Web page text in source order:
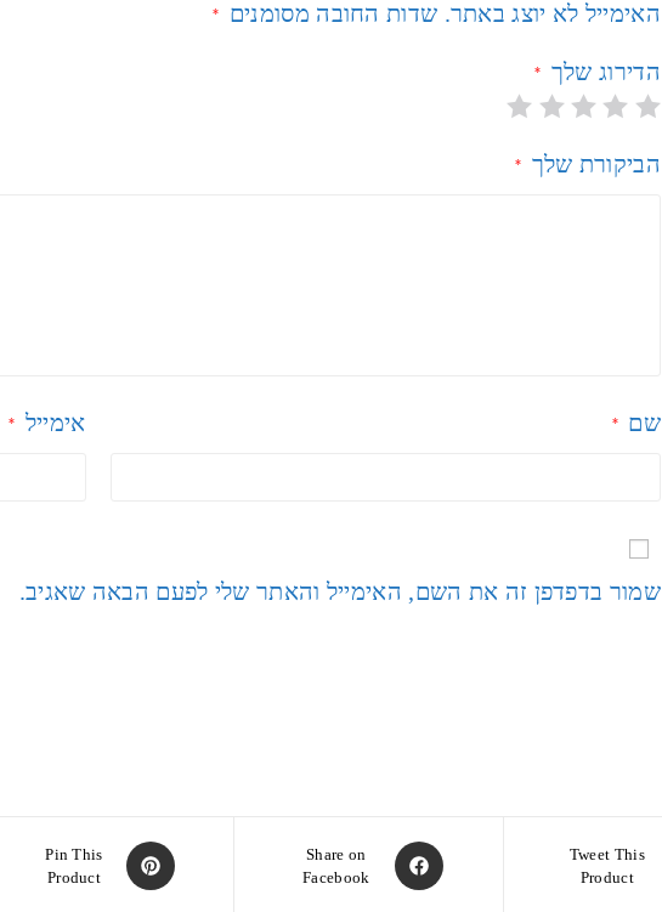
האימייל לא יוצג באתר. שדות החובה מסומנים *
הדירוג שלך *
הביקורת שלך *
שם * אימייל *
שמור בדפדפן זה את השם, האימייל והאתר שלי לפעם הבאה שאגיב.
Tweet This
Product
Share on
Facebook
Pin This
Product